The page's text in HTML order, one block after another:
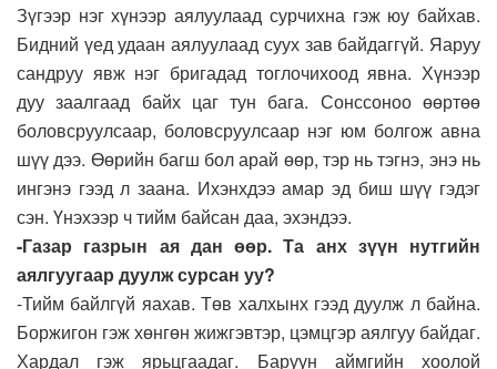
Зүгээр нэг хүнээр аялуулаад сурчихна гэж юу байхав.
Бидний үед удаан аялуулаад суух зав байдаггүй. Яаруу
сандруу явж нэг бригадад тоглочихоод явна. Хүнээр
дуу заалгаад байх цаг тун бага. Сонссоноо өөртөө
боловсруулсаар, боловсруулсаар нэг юм болгож авна
шүү дээ. Өөрийн багш бол арай өөр, тэр нь тэгнэ, энэ нь
ингэнэ гээд л заана. Ихэнхдээ амар эд биш шүү гэдэг
сэн. Үнэхээр ч тийм байсан даа, эхэндээ.
-Газар газрын ая дан өөр. Та анх зүүн нутгийн
аялгуугаар дуулж сурсан уу?
-Тийм байлгүй яахав. Төв халхынх гээд дуулж л байна.
Боржигон гэж хөнгөн жижгэвтэр, цэмцгэр аялгуу байдаг.
Хардал гэж ярьцгаадаг. Баруун аймгийн хоолой